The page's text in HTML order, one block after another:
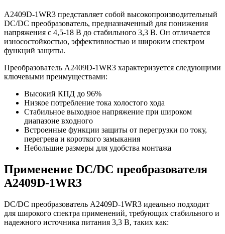
A2409D-1WR3 представляет собой высокопроизводительный
DC/DC преобразователь, предназначенный для понижения
напряжения с 4,5-18 В до стабильного 3,3 В. Он отличается
износостойкостью, эффективностью и широким спектром
функций защиты.
Преобразователь A2409D-1WR3 характеризуется следующими
ключевыми преимуществами:
Высокий КПД до 96%
Низкое потребление тока холостого хода
Стабильное выходное напряжение при широком
диапазоне входного
Встроенные функции защиты от перегрузки по току,
перегрева и короткого замыкания
Небольшие размеры для удобства монтажа
Применение DC/DC преобразователя
A2409D-1WR3
DC/DC преобразователь A2409D-1WR3 идеально подходит
для широкого спектра применений, требующих стабильного и
надежного источника питания 3,3 В, таких как: